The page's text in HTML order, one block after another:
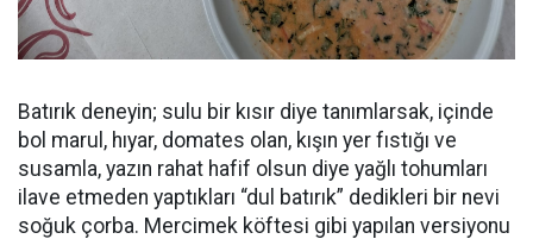
Batırık deneyin; sulu bir kısır diye tanımlarsak, içinde
bol marul, hıyar, domates olan, kışın yer fıstığı ve
susamla, yazın rahat hafif olsun diye yağlı tohumları
ilave etmeden yaptıkları “dul batırık” dedikleri bir nevi
soğuk çorba. Mercimek köftesi gibi yapılan versiyonu